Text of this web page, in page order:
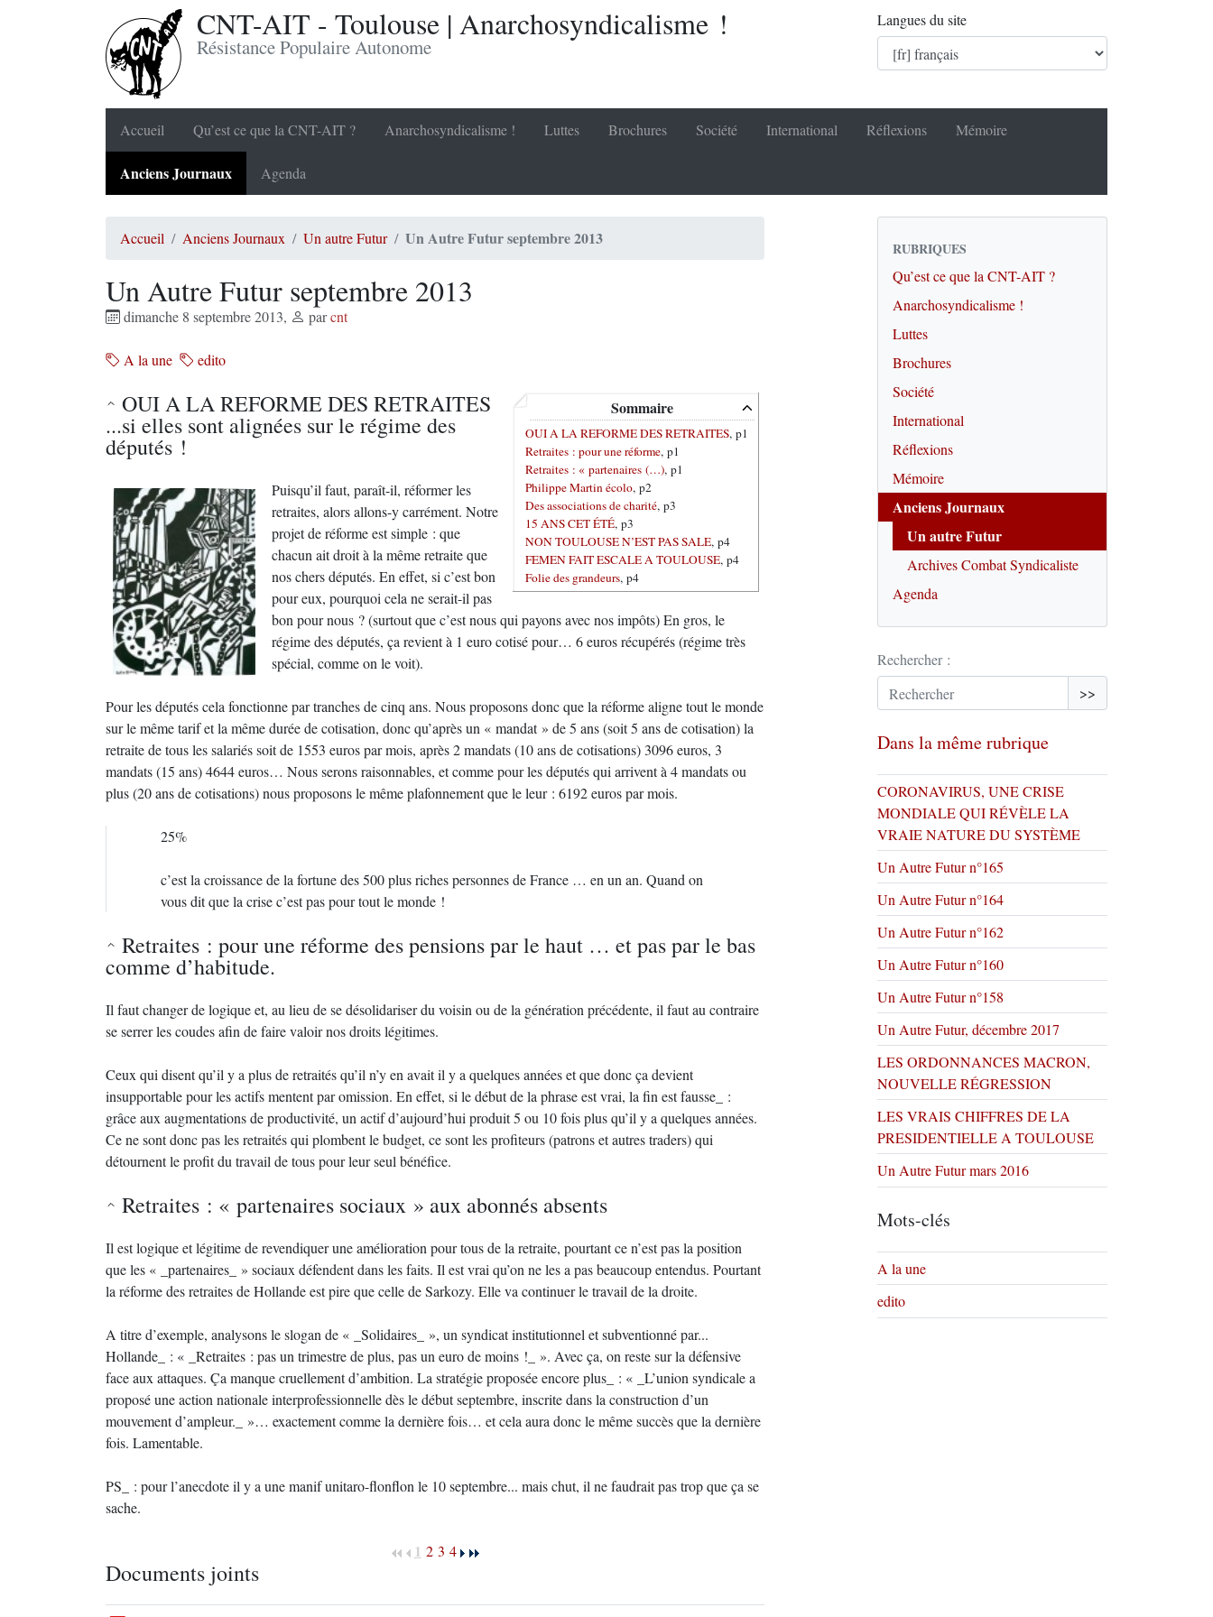
CNT-AIT - Toulouse | Anarchosyndicalisme !
Résistance Populaire Autonome
Langues du site
Accueil Qu’est ce que la CNT-AIT ? Anarchosyndicalisme ! Luttes Brochures Société International Réflexions Mémoire
Anciens Journaux Agenda
Accueil Anciens Journaux Un autre Futur Un Autre Futur septembre 2013
Un Autre Futur septembre 2013
dimanche 8 septembre 2013, parcnt
A la une edito
Sommaire
OUI A LA REFORME DES RETRAITES, p1
Retraites : pour une réforme, p1
Retraites : « partenaires (…), p1
Philippe Martin écolo, p2
Des associations de charité, p3
15 ANS CET ÉTÉ, p3
NON TOULOUSE N’EST PAS SALE, p4
FEMEN FAIT ESCALE A TOULOUSE, p4
Folie des grandeurs, p4
OUI A LA REFORME DES RETRAITES
...si elles sont alignées sur le régime des
députés !
Puisqu’il faut, paraît-il, réformer les
retraites, alors allons-y carrément. Notre
projet de réforme est simple : que
chacun ait droit à la même retraite que
nos chers députés. En effet, si c’est bon
pour eux, pourquoi cela ne serait-il pas
bon pour nous ? (surtout que c’est nous qui payons avec nos impôts) En gros, le
régime des députés, ça revient à 1 euro cotisé pour… 6 euros récupérés (régime très
spécial, comme on le voit).
Pour les députés cela fonctionne par tranches de cinq ans. Nous proposons donc que la réforme aligne tout le monde
sur le même tarif et la même durée de cotisation, donc qu’après un « mandat » de 5 ans (soit 5 ans de cotisation) la
retraite de tous les salariés soit de 1553 euros par mois, après 2 mandats (10 ans de cotisations) 3096 euros, 3
mandats (15 ans) 4644 euros… Nous serons raisonnables, et comme pour les députés qui arrivent à 4 mandats ou
plus (20 ans de cotisations) nous proposons le même plafonnement que le leur : 6192 euros par mois.
25%
c’est la croissance de la fortune des 500 plus riches personnes de France … en un an. Quand on
vous dit que la crise c’est pas pour tout le monde !
Retraites : pour une réforme des pensions par le haut … et pas par le bas
comme d’habitude.
Il faut changer de logique et, au lieu de se désolidariser du voisin ou de la génération précédente, il faut au contraire
se serrer les coudes afin de faire valoir nos droits légitimes.
Ceux qui disent qu’il y a plus de retraités qu’il n’y en avait il y a quelques années et que donc ça devient
insupportable pour les actifs mentent par omission. En effet, si le début de la phrase est vrai, la fin est fausse_ :
grâce aux augmentations de productivité, un actif d’aujourd’hui produit 5 ou 10 fois plus qu’il y a quelques années.
Ce ne sont donc pas les retraités qui plombent le budget, ce sont les profiteurs (patrons et autres traders) qui
détournent le profit du travail de tous pour leur seul bénéfice.
Retraites : « partenaires sociaux » aux abonnés absents
Il est logique et légitime de revendiquer une amélioration pour tous de la retraite, pourtant ce n’est pas la position
que les « _partenaires_ » sociaux défendent dans les faits. Il est vrai qu’on ne les a pas beaucoup entendus. Pourtant
la réforme des retraites de Hollande est pire que celle de Sarkozy. Elle va continuer le travail de la droite.
A titre d’exemple, analysons le slogan de « _Solidaires_ », un syndicat institutionnel et subventionné par...
Hollande_ : « _Retraites : pas un trimestre de plus, pas un euro de moins !_ ». Avec ça, on reste sur la défensive
face aux attaques. Ça manque cruellement d’ambition. La stratégie proposée encore plus_ : « _L’union syndicale a
proposé une action nationale interprofessionnelle dès le début septembre, inscrite dans la construction d’un
mouvement d’ampleur._ »… exactement comme la dernière fois… et cela aura donc le même succès que la dernière
fois. Lamentable.
PS_ : pour l’anecdote il y a une manif unitaro-flonflon le 10 septembre... mais chut, il ne faudrait pas trop que ça se
sache.
1 2 3 4
Documents joints
RUBRIQUES
Qu’est ce que la CNT-AIT ?
Anarchosyndicalisme !
Luttes
Brochures
Société
International
Réflexions
Mémoire
Anciens Journaux
Un autre Futur
Archives Combat Syndicaliste
Agenda
Rechercher :
>>
Dans la même rubrique
CORONAVIRUS, UNE CRISE
MONDIALE QUI RÉVÈLE LA
VRAIE NATURE DU SYSTÈME
Un Autre Futur n°165
Un Autre Futur n°164
Un Autre Futur n°162
Un Autre Futur n°160
Un Autre Futur n°158
Un Autre Futur, décembre 2017
LES ORDONNANCES MACRON,
NOUVELLE RÉGRESSION
LES VRAIS CHIFFRES DE LA
PRESIDENTIELLE A TOULOUSE
Un Autre Futur mars 2016
Mots-clés
A la une
edito